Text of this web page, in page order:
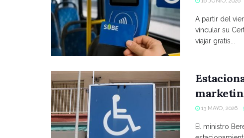
A partir del
vincular su
viajar gratis...
13 MAYO, 2026
El ministro